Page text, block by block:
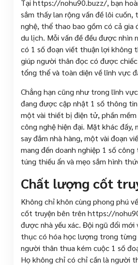
Tại https://nohu90.buzz/, bạn
sắm thấy lan rộng vấn đề lôi cuốn,
nghệ, thể thao bao gồm có cả gia
du lịch. Mỗi vấn đề đều được nhìn
có 1 số đoạn viết thuận lợi không
giúp người thân đọc có được
tổng thể và toàn diện về lĩnh vực
Chẳng hạn cũng như trong lĩnh
đang được cập nhật 1 số thông
một vài thiết bị điện tử, phần
công nghệ hiện đại. Mặt khác đấy,
say đắm nhà hàng, một vài đoạn
mang đến doanh nghiệp 1 số công
túng thiếu ẩn và mẹo sắm hình
Chất lượng cốt
Không chỉ khôn cùng phong phú
cốt truyện bên trên https://
được nhà yếu xác. Đội ngũ đổi
thục có hóa học lượng trong từng
người thân thua kém cuộc 1 số
Họ không chỉ có chỉ cần là người